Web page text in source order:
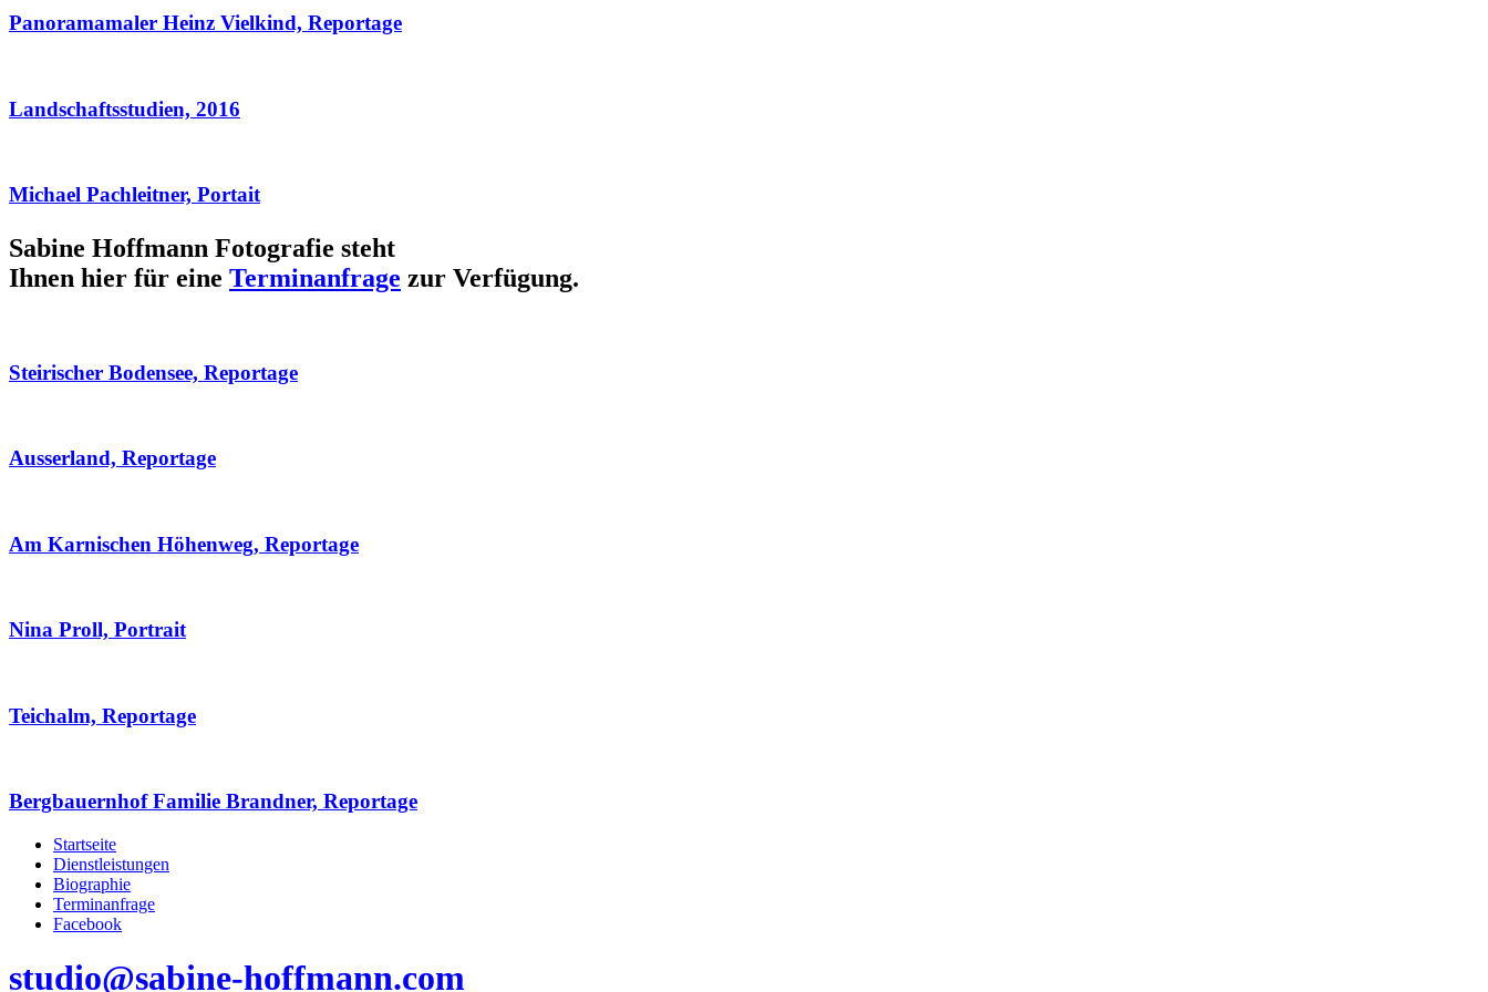
Panoramamaler Heinz Vielkind, Reportage
Landschaftsstudien, 2016
Michael Pachleitner, Portait
Sabine Hoffmann Fotografie steht
Ihnen hier für eine Terminanfrage zur Verfügung.
Steirischer Bodensee, Reportage
Ausserland, Reportage
Am Karnischen Höhenweg, Reportage
Nina Proll, Portrait
Teichalm, Reportage
Bergbauernhof Familie Brandner, Reportage
Startseite
Dienstleistungen
Biographie
Terminanfrage
Facebook
studio@sabine-hoffmann.com